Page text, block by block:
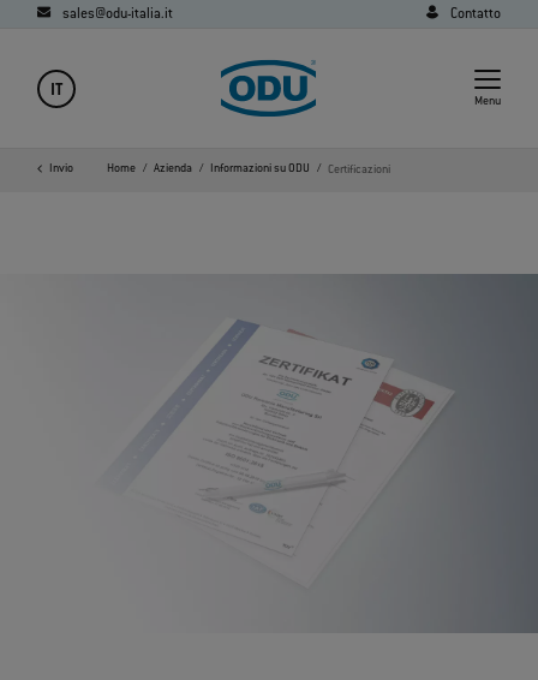
sales@odu-italia.it Contatto
IT
Menu
Invio Home Azienda Informazioni su ODU Certificazioni